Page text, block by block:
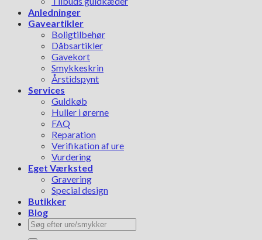
Anledninger
Gaveartikler
Boligtilbehør
Dåbsartikler
Gavekort
Smykkeskrin
Årstidspynt
Services
Guldkøb
Huller i ørerne
FAQ
Reparation
Verifikation af ure
Vurdering
Eget Værksted
Gravering
Special design
Butikker
Blog
Søg
efter: